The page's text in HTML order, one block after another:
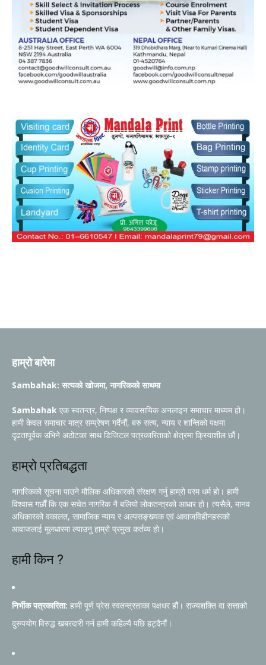
हाम्रो बारेमा
Sambahak: सत्यको खोजमा, नागरिकको साथमा
Sambahak एक स्वतन्त्र, निष्पक्ष र व्यावसायिक अनलाइन समाचार माध्यम हो।
हामी केवल समाचार मात्र सम्प्रेषण गर्दैनौं, बरु सत्य, न्याय र शान्तिको पक्षमा
दृढतापूर्वक उभिने अठोटका साथ डिजिटल पत्रकारिताको क्षेत्रमा क्रियाशील छौं।
हाम्रो प्रतिबद्धता
नागरिकको सूचना पाउने मौलिक अधिकारको संरक्षण गर्नु हाम्रो परम धर्म हो। हामी
विश्वास गर्छौं कि एक सचेत नागरिक नै बलियो लोकतन्त्रको आधार हो। त्यसैले, मानव
अधिकारको वकालत, सामाजिक न्याय र अल्पसङ्ख्यक एवं आवाजविहीनहरूको
आवाजलाई मूलधारमा ल्याउनु हाम्रो प्रमुख कर्तव्य हो।
हामी किन ?
निर्भीक पत्रकारिता: हामी पूर्ण प्रेस स्वतन्त्रताका पक्षधर हौं। राज्यशक्ति वा सत्ताको
दुरुपयोग विरुद्ध खबरदारी गर्न हामी कहिल्यै पछि हट्दैनौं।